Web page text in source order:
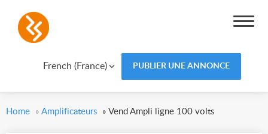
French (France) PUBLIER UNE ANNONCE
Home » Amplificateurs » Vend Ampli ligne 100 volts